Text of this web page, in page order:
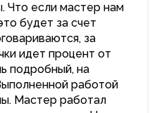
Что если мастер нам
будет за счет
за
идет процент от
подробный, на
работой
Мастер работал